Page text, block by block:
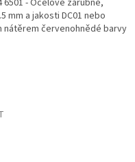
- Ocelové zárubně,
mm a jakosti DC01 nebo
nátěrem červenohnědé barvy